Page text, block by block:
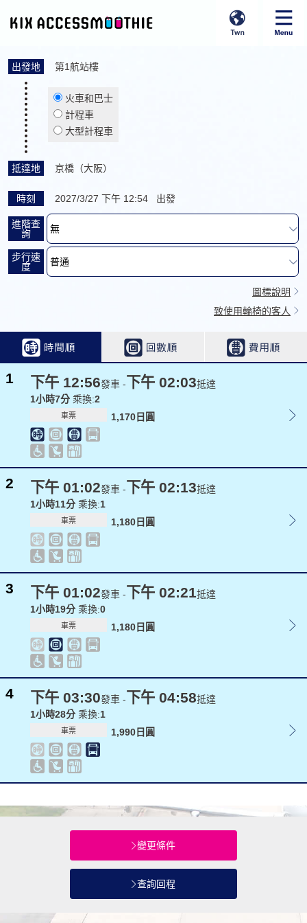
出發地 第1航站樓
火車和巴士
計程車
大型計程車
抵達地 京橋（大阪）
時刻 2027/3/27 下午 12:54 出發
進階查
詢
步行速
度
圖標說明
致使用輪椅的客人
1 下午 12:56發車 -下午 02:03抵達
1小時7分 乘換:2
車票 1,170日圓
2 下午 01:02發車 -下午 02:13抵達
1小時11分 乘換:1
車票 1,180日圓
3 下午 01:02發車 -下午 02:21抵達
1小時19分 乘換:0
車票 1,180日圓
4 下午 03:30發車 -下午 04:58抵達
1小時28分 乘換:1
車票 1,990日圓
變更條件
查詢回程